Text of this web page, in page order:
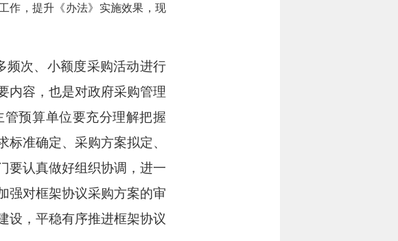
工作 ， 提升《办法》实施效果，现
频次、小额度采购活动进行
内容，也是对政府采购管理
预算单位要充分理解把握
标准确定、采购方案拟定、
要认真做好组织协调，进一
强对框架协议采购方案的审
设，平稳有序推进框架协议